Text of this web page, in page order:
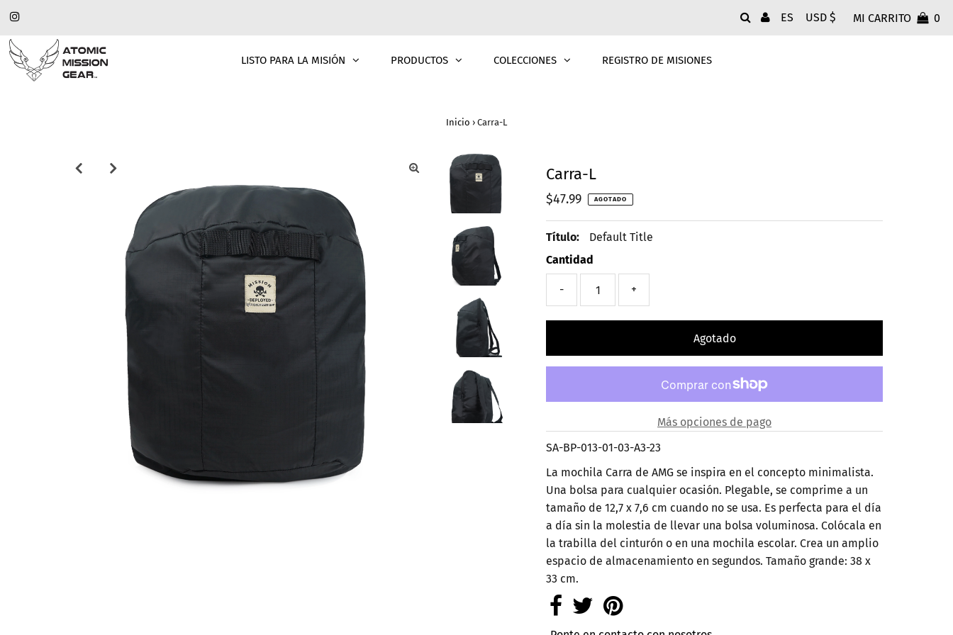
ES USD $ MI CARRITO 0
LISTO PARA LA MISIÓN PRODUCTOS COLECCIONES REGISTRO DE MISIONES
Inicio › Carra-L
Carra-L
Precio
normal
$47.99 AGOTADO
Título:
Default Title
Cantidad
- +
Más opciones de pago
SA-BP-013-01-03-A3-23
La mochila Carra de AMG se inspira en el concepto minimalista.
Una bolsa para cualquier ocasión. Plegable, se comprime a un
tamaño de 12,7 x 7,6 cm cuando no se usa. Es perfecta para el día
a día sin la molestia de llevar una bolsa voluminosa. Colócala en
la trabilla del cinturón o en una mochila escolar. Crea un amplio
espacio de almacenamiento en segundos. Tamaño grande: 38 x
33 cm.